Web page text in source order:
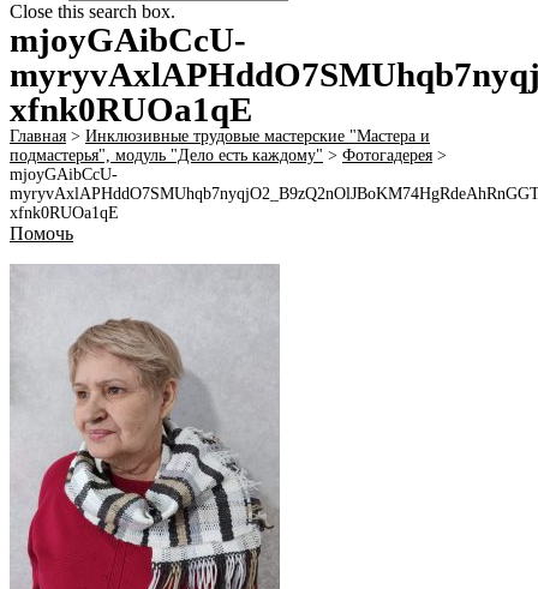
Close this search box.
mjoyGAibCcU-
xfnk0RUOa1qE
Главная > Инклюзивные трудовые мастерские "Мастера и
подмастерья", модуль "Дело есть каждому" > Фотогадерея >
mjoyGAibCcU-
xfnk0RUOa1qE
Помочь